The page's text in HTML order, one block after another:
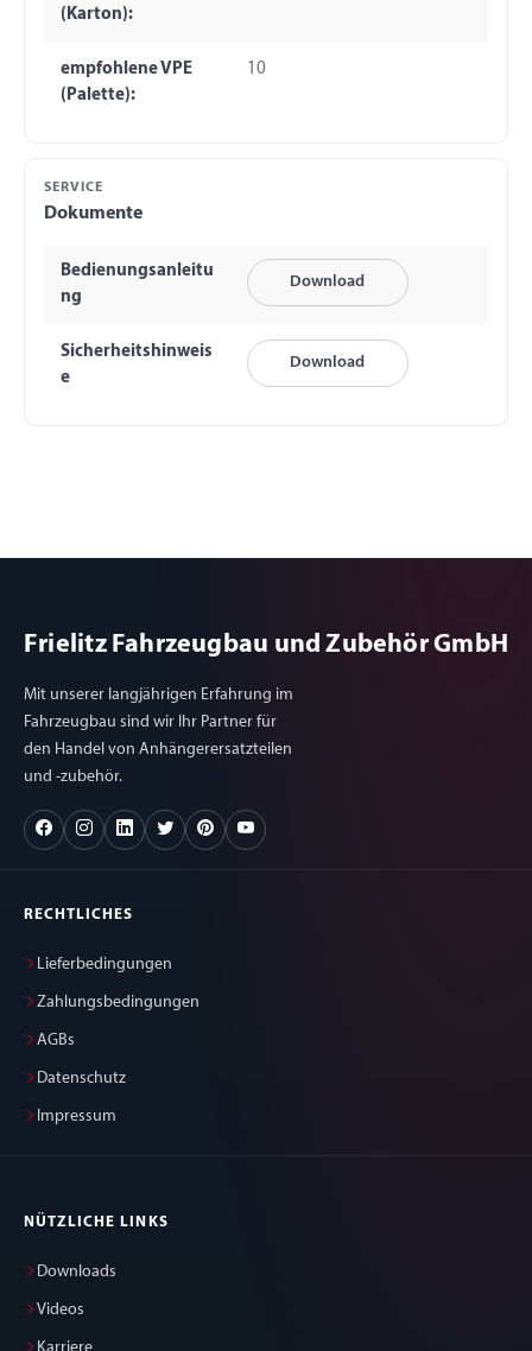
(Karton):
empfohlene VPE
(Palette):
10
SERVICE
Dokumente
Bedienungsanleitu
ng
Download
Sicherheitshinweis
e
Download
Frielitz Fahrzeugbau und Zubehör GmbH
Mit unserer langjährigen Erfahrung im
Fahrzeugbau sind wir Ihr Partner für
den Handel von Anhängerersatzteilen
und -zubehör.
RECHTLICHES
Lieferbedingungen
Zahlungsbedingungen
AGBs
Datenschutz
Impressum
NÜTZLICHE LINKS
Downloads
Videos